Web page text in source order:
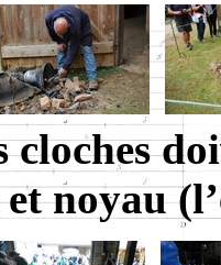
cloches
et noyau